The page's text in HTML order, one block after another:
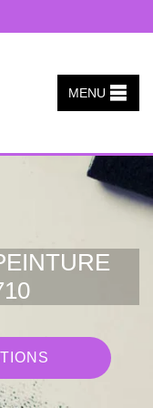
MENU